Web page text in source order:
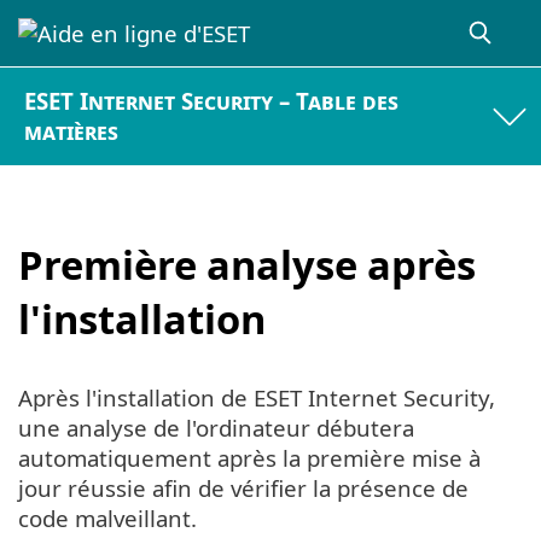
ESET Internet Security – Table des
matières
Première analyse après
l'installation
Après l'installation de ESET Internet Security,
une analyse de l'ordinateur débutera
automatiquement après la première mise à
jour réussie afin de vérifier la présence de
code malveillant.